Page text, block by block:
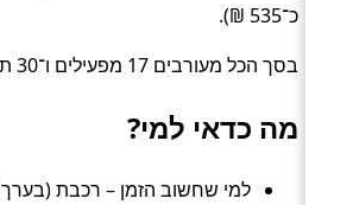
כ־535 ₪).
בסך הכל מעורבים 17 מפעילים ו־30 תחנות מוצא/יעד.
מה כדאי למי?
למי שחשוב הזמן – רכבת (בערך 1.9 שעות).